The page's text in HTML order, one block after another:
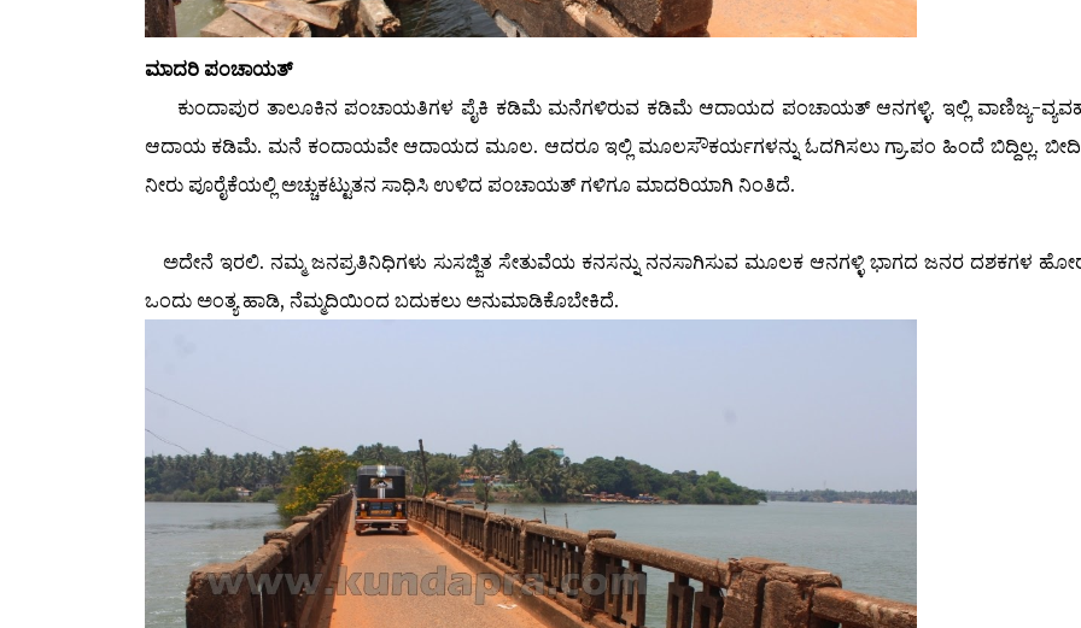
ಮಾದರಿ ಪಂಚಾಯತ್
ಕುಂದಾಪುರ ತಾಲೂಕಿನ ಪಂಚಾಯತಿಗಳ ಪೈಕಿ ಕಡಿಮೆ ಮನೆಗಳಿರುವ ಕಡಿಮೆ ಆದಾಯದ ಪಂಚಾಯತ್ ಆನಗಳ್ಳಿ. ಇಲ್ಲಿ ವಾಣಿಜ್ಯ-
ಆದಾಯ ಕಡಿಮೆ. ಮನೆ ಕಂದಾಯವೇ ಆದಾಯದ ಮೂಲ. ಆದರೂ ಇಲ್ಲಿ ಮೂಲಸೌಕರ್ಯಗಳನ್ನು ಓದಗಿಸಲು ಗ್ರಾ.ಪಂ ಹಿಂದೆ ಬಿದ್ದಿಲ್ಲ.
ನೀರು ಪೂರೈಕೆಯಲ್ಲಿ ಅಚ್ಚುಕಟ್ಟುತನ ಸಾಧಿಸಿ ಉಳಿದ ಪಂಚಾಯತ್ ಗಳಿಗೂ ಮಾದರಿಯಾಗಿ ನಿಂತಿದೆ.
ಅದೇನೆ ಇರಲಿ. ನಮ್ಮ ಜನಪ್ರತಿನಿಧಿಗಳು ಸುಸಜ್ಜಿತ ಸೇತುವೆಯ ಕನಸನ್ನು ನನಸಾಗಿಸುವ ಮೂಲಕ ಆನಗಳ್ಳಿ ಭಾಗದ ಜನರ ದಶಕಗಳ
ಒಂದು ಅಂತ್ಯ ಹಾಡಿ, ನೆಮ್ಮದಿಯಿಂದ ಬದುಕಲು ಅನುಮಾಡಿಕೊಬೇಕಿದೆ.